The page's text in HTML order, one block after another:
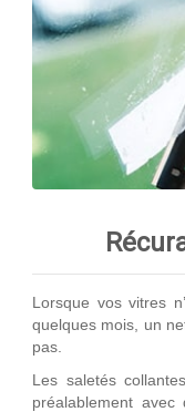
Lorsque vos vitres
quelques mois, un
pas.
Les saletés
préalablement